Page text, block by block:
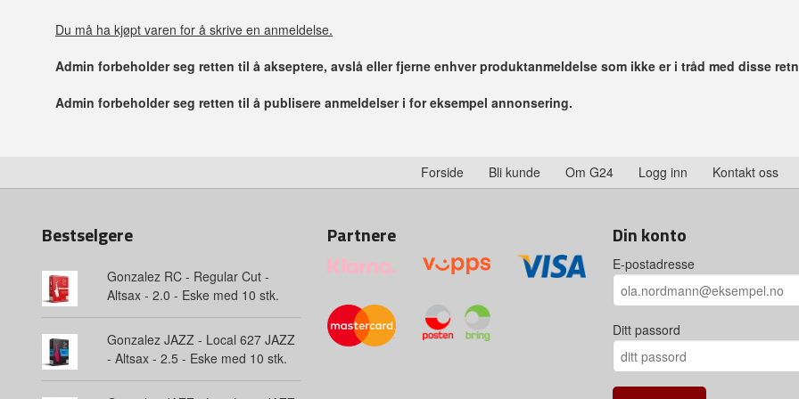
Du må ha kjøpt varen for å skrive en anmeldelse.
Admin forbeholder seg retten til å akseptere, avslå eller fjerne enhver produktanmeldelse som ikke er i tråd med disse
Admin forbeholder seg retten til å publisere anmeldelser i for eksempel annonsering.
Forside Bli kunde Om G24 Logg inn Kontakt oss
Bestselgere
Gonzalez RC - Regular Cut -
Altsax - 2.0 - Eske med 10 stk.
Gonzalez JAZZ - Local 627 JAZZ
- Altsax - 2.5 - Eske med 10 stk.
Partnere Din konto
E-postadresse
Ditt passord